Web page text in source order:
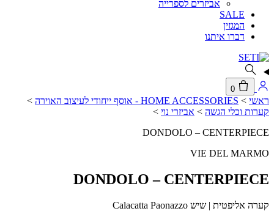
אביזרים לספרייה
SALE
המגזין
דברו איתנו
0
ראשי > HOME ACCESSORIES - אוסף ייחודי לעיצוב האוירה
>
קערות וכלי הגשה > אביזרי נוי >
DONDOLO – CENTERPIECE
VIE DEL MARMO
DONDOLO – CENTERPIECE
קערה אליפטית | שיש Calacatta Paonazzo